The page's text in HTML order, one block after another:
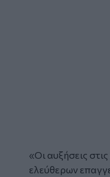
«Οι αυξήσεις
ελεύθερων